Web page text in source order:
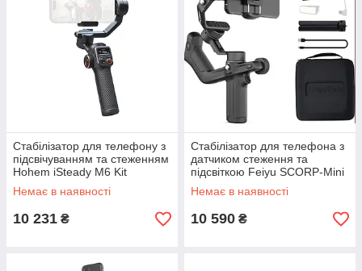
Стабілізатор для телефону з
підсвічуванням та стеженням
Hohem iSteady M6 Kit
Немає в наявності
10 231 ₴
Стабілізатор для телефона з
датчиком стеження та
підсвіткою Feiyu SCORP-Mini
P SET
Немає в наявності
10 590 ₴